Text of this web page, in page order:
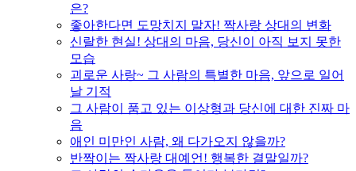
은?
좋아한다면 도망치지 말자! 짝사랑 상대의 변화
신랄한 현실! 상대의 마음, 당신이 아직 보지 못한
모습
괴로운 사랑~ 그 사람의 특별한 마음, 앞으로 일어
날 기적
그 사람이 품고 있는 이상형과 당신에 대한 진짜 마
음
애인 미만인 사람, 왜 다가오지 않을까?
반짝이는 짝사랑 대예언! 행복한 결말일까?